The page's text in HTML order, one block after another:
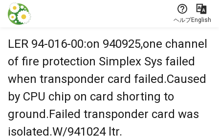
本文に飛ぶ
ヘルプEnglish
LER 94-016-00:on 940925,one channel
of fire protection Simplex Sys failed
when transponder card failed.Caused
by CPU chip on card shorting to
ground.Failed transponder card was
isolated.W/941024 ltr.